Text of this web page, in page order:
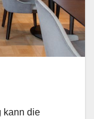
kann die